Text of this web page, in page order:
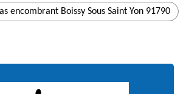
encombrant Boissy Sous Saint Yon 91790